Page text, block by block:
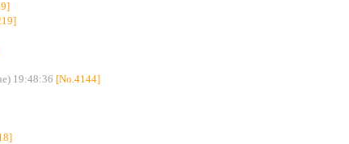
19:48:36 [No.4144]